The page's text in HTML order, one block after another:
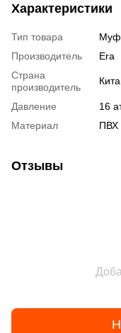
Характеристики
Тип товара
Производитель
Era
Страна
производитель
Давление
16
Материал
ПВХ
Отзывы